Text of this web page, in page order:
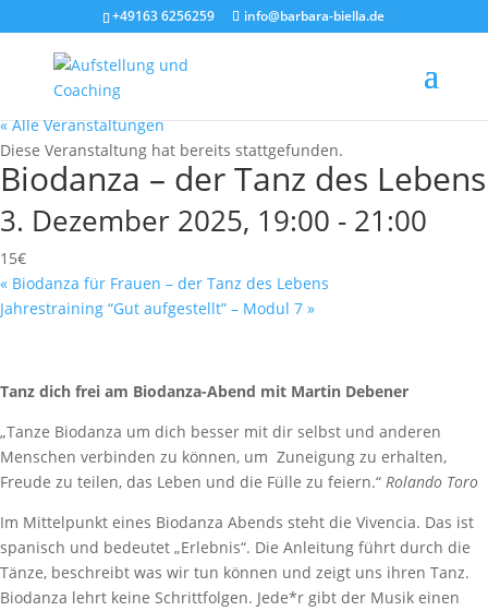
+49163 6256259 info@barbara-biella.de
« Alle Veranstaltungen
Diese Veranstaltung hat bereits stattgefunden.
Biodanza – der Tanz des Lebens
3. Dezember 2025, 19:00 - 21:00
15€
« Biodanza für Frauen – der Tanz des Lebens
Jahrestraining “Gut aufgestellt” – Modul 7 »
Tanz dich frei am Biodanza-Abend mit Martin Debener
„Tanze Biodanza um dich besser mit dir selbst und anderen
Menschen verbinden zu können, um Zuneigung zu erhalten,
Freude zu teilen, das Leben und die Fülle zu feiern.“ Rolando Toro
Im Mittelpunkt eines Biodanza Abends steht die Vivencia. Das ist
spanisch und bedeutet „Erlebnis“. Die Anleitung führt durch die
Tänze, beschreibt was wir tun können und zeigt uns ihren Tanz.
Biodanza lehrt keine Schrittfolgen. Jede*r gibt der Musik einen